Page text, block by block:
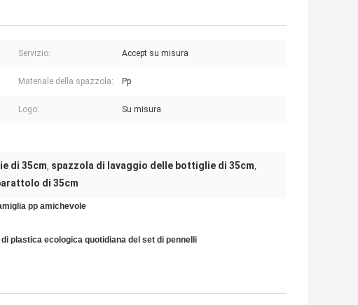
Servizio: Accept su misura
Materiale della spazzola: Pp
Logo: Su misura
di 35cm, spazzola di lavaggio delle bottiglie di 35cm,
di 35cm
pp amichevole
plastica ecologica quotidiana del set di pennelli